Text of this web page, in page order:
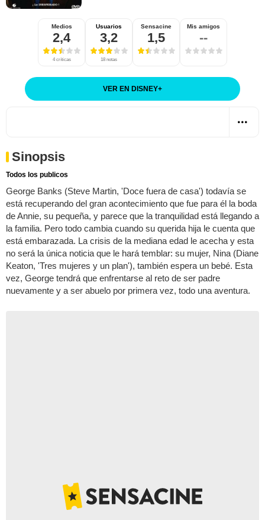
Medios
2,4
4 críticas
Usuarios
3,2
18 notas
Sensacine
1,5
Mis amigos
--
VER EN DISNEY+
Sinopsis
Todos los publicos
George Banks (Steve Martin, 'Doce fuera de casa') todavía se
está recuperando del gran acontecimiento que fue para él la boda
de Annie, su pequeña, y parece que la tranquilidad está llegando a
la familia. Pero todo cambia cuando su querida hija le cuenta que
está embarazada. La crisis de la mediana edad le acecha y esta
no será la única noticia que le hará temblar: su mujer, Nina (Diane
Keaton, 'Tres mujeres y un plan'), también espera un bebé. Esta
vez, George tendrá que enfrentarse al reto de ser padre
nuevamente y a ser abuelo por primera vez, todo una aventura.